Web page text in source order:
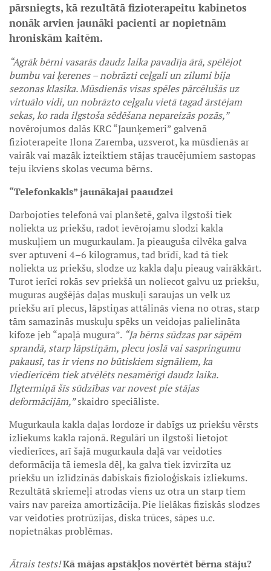
pārsniegts, kā rezultātā fizioterapeitu kabinetos
nonāk arvien jaunāki pacienti ar nopietnām
hroniskām kaitēm.
“Agrāk bērni vasarās daudz laika pavadīja ārā, spēlējot
bumbu vai ķerenes – nobrāzti ceļgali un zilumi bija
sezonas klasika. Mūsdienās visas spēles pārcēlušās uz
virtuālo vidi, un nobrāzto ceļgalu vietā tagad ārstējam
sekas, ko rada ilgstoša sēdēšana nepareizās pozās,”
novērojumos dalās KRC “Jaunķemeri” galvenā
fizioterapeite Ilona Zaremba, uzsverot, ka mūsdienās ar
vairāk vai mazāk izteiktiem stājas traucējumiem sastopas
teju ikviens skolas vecuma bērns.
“Telefonkakls” jaunākajai paaudzei
Darbojoties telefonā vai planšetē, galva ilgstoši tiek
noliekta uz priekšu, radot ievērojamu slodzi kakla
muskuļiem un mugurkaulam. Ja pieauguša cilvēka galva
sver aptuveni 4–6 kilogramus, tad brīdī, kad tā tiek
noliekta uz priekšu, slodze uz kakla daļu pieaug vairākkārt.
Turot ierīci rokās sev priekšā un noliecot galvu uz priekšu,
muguras augšējās daļas muskuļi saraujas un velk uz
priekšu arī plecus, lāpstiņas attālinās viena no otras, starp
tām samazinās muskuļu spēks un veidojas palielināta
kifoze jeb “apaļā mugura”. “Ja bērns sūdzas par sāpēm
sprandā, starp lāpstiņām, plecu joslā vai saspringumu
pakausī, tas ir viens no būtiskiem signāliem, ka
viedierīcēm tiek atvēlēts nesamērīgi daudz laika.
Ilgtermiņā šīs sūdzības var novest pie stājas
deformācijām,”skaidro speciāliste.
Mugurkaula kakla daļas lordoze ir dabīgs uz priekšu vērsts
izliekums kakla rajonā. Regulāri un ilgstoši lietojot
viedierīces, arī šajā mugurkaula daļā var veidoties
deformācija tā iemesla dēļ, ka galva tiek izvirzīta uz
priekšu un izlīdzinās dabiskais fizioloģiskais izliekums.
Rezultātā skriemeļi atrodas viens uz otra un starp tiem
vairs nav pareiza amortizācija. Pie lielākas fiziskās slodzes
var veidoties protrūzijas, diska trūces, sāpes u.c.
nopietnākas problēmas.
Ātrais tests!Kā mājas apstākļos novērtēt bērna stāju?